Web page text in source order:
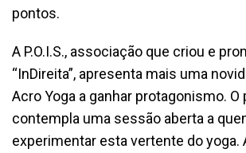
pontos.
A P.O.I.S., associação que criou e
“InDireita”, apresenta mais uma
Acro Yoga a ganhar protagonismo. O
contempla uma sessão aberta a
experimentar esta vertente do yoga.